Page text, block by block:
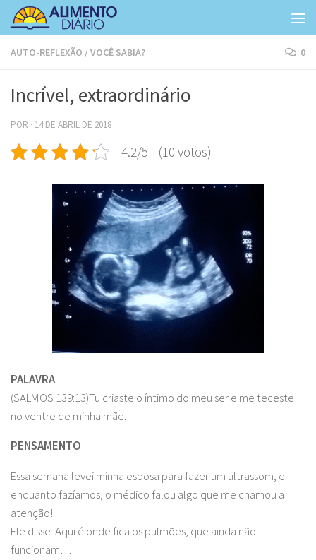
Skip to content
AUTO-REFLEXÃO /VOCÊ SABIA? 0
Incrível, extraordinário
POR · 14 DE ABRIL DE 2018
4.2/5 - (10 votos)
PALAVRA
(SALMOS 139:13)Tu criaste o íntimo do meu ser e me teceste
no ventre de minha mãe.
PENSAMENTO
Essa semana levei minha esposa para fazer um ultrassom, e
enquanto fazíamos, o médico falou algo que me chamou a
atenção!
Ele disse: Aqui é onde fica os pulmões, que ainda não
funcionam…